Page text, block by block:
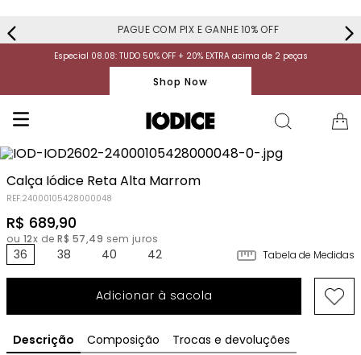
PAGUE COM PIX E GANHE 10% OFF
Especial 08.08: TUDO 50% OFF + 20% EXTRA acima de 2 peças
Shop Now
Calça Iódice Reta Alta Marrom
REF.24000105428000048
R$ 689,90
ou 12x de R$ 57,49 sem juros
36 38 40 42 Tabela de Medidas
Adicionar à sacola
Descrição Composição Trocas e devoluções